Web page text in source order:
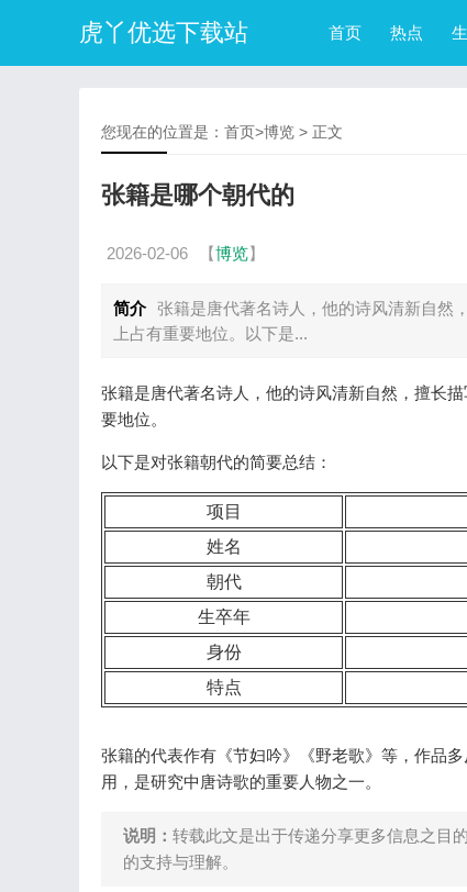
虎丫优选下载站 首页 热点
您现在的位置是： 首页>博览 > 正文
张籍是哪个朝代的
2026-02-06 【博览】
简介 张籍是唐代著名诗人，他的诗风清新自然
上占有重要地位。以下是...
张籍是唐代著名诗人，他的诗风清新自然，擅长
要地位。
以下是对张籍朝代的简要总结：
项目
姓名
朝代
生卒年
身份
特点
张籍的代表作有《节妇吟》《野老歌》等，作品
用，是研究中唐诗歌的重要人物之一。
说明： 转载此文是出于传递分享更多信息之目
的支持与理解。